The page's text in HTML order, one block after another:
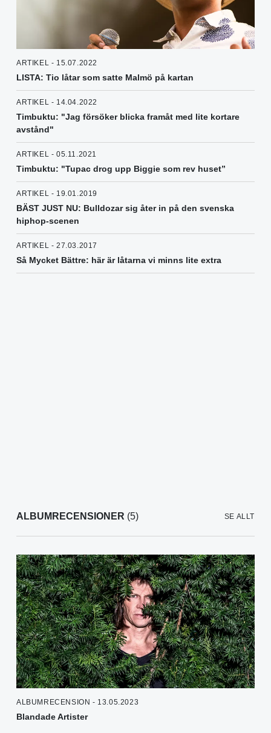
ARTIKEL - 15.07.2022
LISTA: Tio låtar som satte Malmö på kartan
ARTIKEL - 14.04.2022
Timbuktu: "Jag försöker blicka framåt med lite kortare
avstånd"
ARTIKEL - 05.11.2021
Timbuktu: "Tupac drog upp Biggie som rev huset”
ARTIKEL - 19.01.2019
BÄST JUST NU: Bulldozar sig åter in på den svenska
hiphop-scenen
ARTIKEL - 27.03.2017
Så Mycket Bättre: här är låtarna vi minns lite extra
ALBUMRECENSIONER (5) SE ALLT
ALBUMRECENSION - 13.05.2023
Blandade Artister